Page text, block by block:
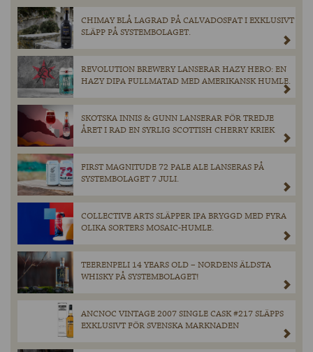
CHIMAY BLÅ LAGRAD PÅ CALVADOSFAT I EXKLUSIVT
SLÄPP PÅ SYSTEMBOLAGET.
REVOLUTION BREWERY LANSERAR HAZY HERO: EN
HAZY DIPA FULLMATAD MED AMERIKANSK HUMLE.
SKOTSKA INNIS & GUNN LANSERAR FÖR TREDJE
ÅRET I RAD EN SYRLIG SCOTTISH CHERRY KRIEK
FIRST MAGNITUDE 72 PALE ALE LANSERAS PÅ
SYSTEMBOLAGET 7 JULI.
COLLECTIVE ARTS SLÄPPER IPA BRYGGD MED FYRA
OLIKA SORTERS MOSAIC-HUMLE.
TEERENPELI 14 YEARS OLD – NORDENS ÄLDSTA
WHISKY PÅ SYSTEMBOLAGET!
ANCNOC VINTAGE 2007 SINGLE CASK #217 SLÄPPS
EXKLUSIVT FÖR SVENSKA MARKNADEN